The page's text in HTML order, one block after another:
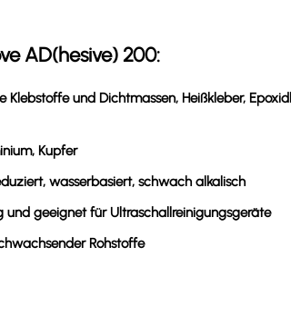
AD(hesive) 200:
Klebstoffe und Dichtmassen, Heißkleber,
Kupfer
wasserbasiert, schwach alkalisch
und geeignet für Ultraschallreinigungsgeräte
Rohstoffe